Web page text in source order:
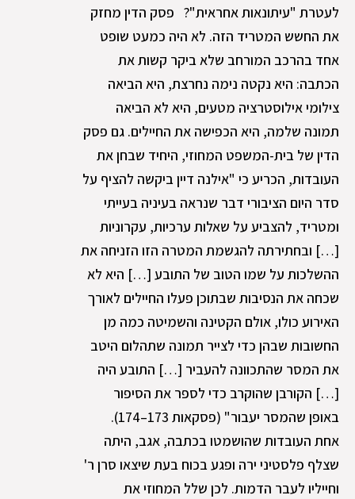
לעטרת "עיתונאות אחראית"? פסק הדין מחזק
את החשש המטריד הזה. לא היה כמעט שופט
אחד בהרכב המורחב שלא ביקר קשות את
הכתבה: היא נקטה נימה נחרצת, היא הביאה
צילומי אילוסטרציה מטעים, היא לא הביאה
תמונה שלמה, היא הכפישה את החיילים. גם פסק
הדין של בית-המשפט המחוזי, היחיד שבחן את
העובדות, הכריע כי "אילנה דיין ביקשה להציף על
סדר היום הציבורי דבר שנראה בעיניה בעייתי
ומטריד, להצביע על שאלות ערכיות, עקרוניות
[…] ובחתירתה להגשמת המטרה הזו הזניחה את
ההשלכות על שמו הטוב של התובע […] היא לא
שכחה את הנסיבות שבתוכן פעלו החיילים לאורך
האירוע כולו, אולם הקטינה והשמיטה כמה מן
החשובות שבהן כדי לצייר תמונה שתהלום היטב
את המסר שהתכוונה להעביר […] התובע היה
[…] הקורבן שהוקרב כדי לספר את הסיפור
באופן שהמסר יעבור" (פסקאות 173–174).
אחת העובדות שהושמטו בכתבה, אגב, היתה
שצלף פלסטיני ירה ופגע בכוח בעת שיצאו סרן ר'
וחייליו לעבר הדמות. לכן שלל המחוזי את